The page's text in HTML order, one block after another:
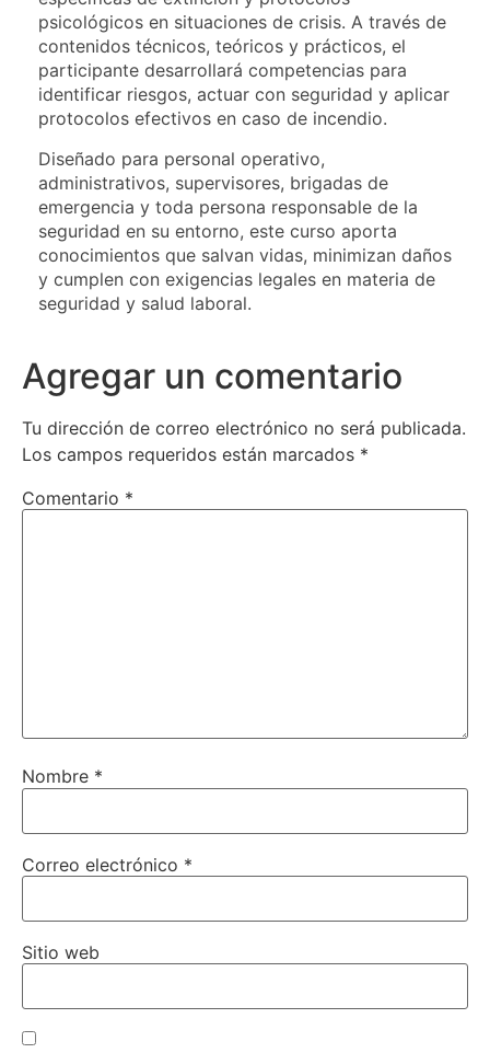
psicológicos en situaciones de crisis. A través de
contenidos técnicos, teóricos y prácticos, el
participante desarrollará competencias para
identificar riesgos, actuar con seguridad y aplicar
protocolos efectivos en caso de incendio.
Diseñado para personal operativo,
administrativos, supervisores, brigadas de
emergencia y toda persona responsable de la
seguridad en su entorno, este curso aporta
conocimientos que salvan vidas, minimizan daños
y cumplen con exigencias legales en materia de
seguridad y salud laboral.
Agregar un comentario
Tu dirección de correo electrónico no será publicada.
Los campos requeridos están marcados *
Comentario *
Nombre *
Correo electrónico *
Sitio web